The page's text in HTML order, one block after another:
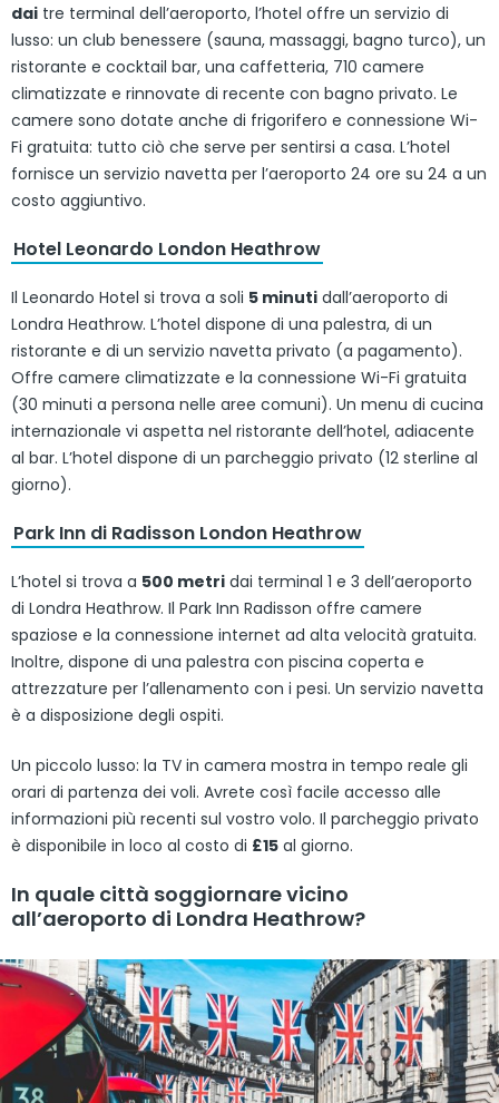
dai tre terminal dell’aeroporto, l’hotel offre un servizio di
lusso: un club benessere (sauna, massaggi, bagno turco), un
ristorante e cocktail bar, una caffetteria, 710 camere
climatizzate e rinnovate di recente con bagno privato. Le
camere sono dotate anche di frigorifero e connessione Wi-
Fi gratuita: tutto ciò che serve per sentirsi a casa. L’hotel
fornisce un servizio navetta per l’aeroporto 24 ore su 24 a un
costo aggiuntivo.
Hotel Leonardo London Heathrow
Il Leonardo Hotel si trova a soli 5 minuti dall’aeroporto di
Londra Heathrow. L’hotel dispone di una palestra, di un
ristorante e di un servizio navetta privato (a pagamento).
Offre camere climatizzate e la connessione Wi-Fi gratuita
(30 minuti a persona nelle aree comuni). Un menu di cucina
internazionale vi aspetta nel ristorante dell’hotel, adiacente
al bar. L’hotel dispone di un parcheggio privato (12 sterline al
giorno).
Park Inn di Radisson London Heathrow
L’hotel si trova a 500 metri dai terminal 1 e 3 dell’aeroporto
di Londra Heathrow. Il Park Inn Radisson offre camere
spaziose e la connessione internet ad alta velocità gratuita.
Inoltre, dispone di una palestra con piscina coperta e
attrezzature per l’allenamento con i pesi. Un servizio navetta
è a disposizione degli ospiti.
Un piccolo lusso: la TV in camera mostra in tempo reale gli
orari di partenza dei voli. Avrete così facile accesso alle
informazioni più recenti sul vostro volo. Il parcheggio privato
è disponibile in loco al costo di £15 al giorno.
In quale città soggiornare vicino
all’aeroporto di Londra Heathrow?